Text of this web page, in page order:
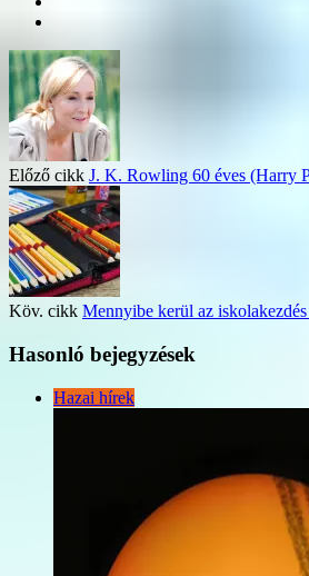
Előző cikk J. K. Rowling 60 éves (Harry
Köv. cikk Mennyibe kerül az
Hasonló bejegyzések
Hazai hírek